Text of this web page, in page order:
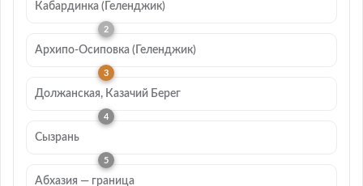
Кабардинка (Геленджик)
Архипо-Осиповка (Геленджик)
Должанская, Казачий Берег
Сызрань
Абхазия — граница